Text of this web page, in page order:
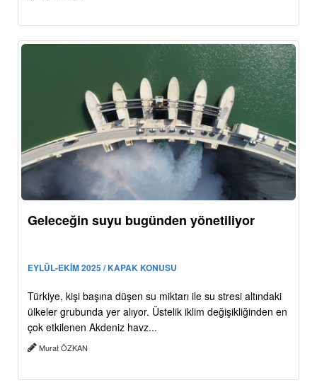
Geleceğin suyu bugünden yönetiliyor
EYLÜL-EKİM 2025 / KAPAK KONUSU
Türkiye, kişi başına düşen su miktarı ile su stresi altındaki
ülkeler grubunda yer alıyor. Üstelik iklim değişikliğinden en
çok etkilenen Akdeniz havz...
Murat ÖZKAN